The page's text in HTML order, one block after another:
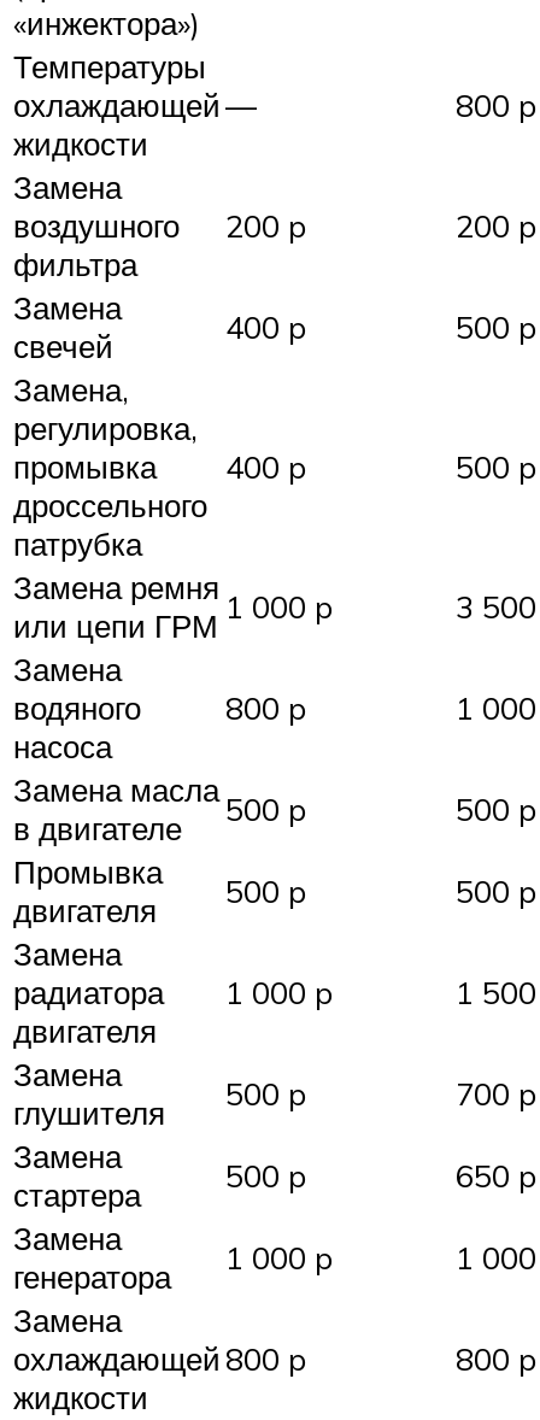
«инжектора»)
Температуры
охлаждающей
жидкости
— 800 p
Замена
воздушного
фильтра
200 p 200 p
Замена
свечей
400 p
500 p
Замена,
регулировка,
промывка
дроссельного
патрубка
400 p 500 p
Замена ремня
или цепи ГРМ 1 000 p
3
Замена
водяного
насоса
800 p 1
Замена масла
в двигателе
500 p
500 p
Промывка
двигателя
500 p
500 p
Замена
радиатора
двигателя
1 000 p 1
Замена
глушителя
500 p
700 p
Замена
стартера
500 p
650 p
Замена
генератора
1 000 p
1
Замена
охлаждающей
жидкости
800 p 800 p